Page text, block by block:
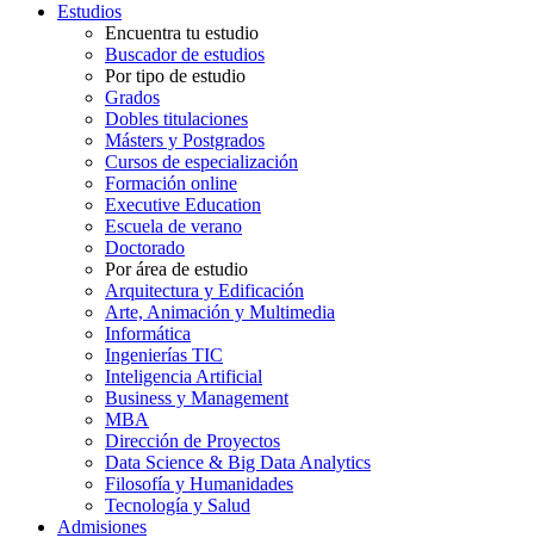
Estudios
Encuentra tu estudio
Buscador de estudios
Por tipo de estudio
Grados
Dobles titulaciones
Másters y Postgrados
Cursos de especialización
Formación online
Executive Education
Escuela de verano
Doctorado
Por área de estudio
Arquitectura y Edificación
Arte, Animación y Multimedia
Informática
Ingenierías TIC
Inteligencia Artificial
Business y Management
MBA
Dirección de Proyectos
Data Science & Big Data Analytics
Filosofía y Humanidades
Tecnología y Salud
Admisiones